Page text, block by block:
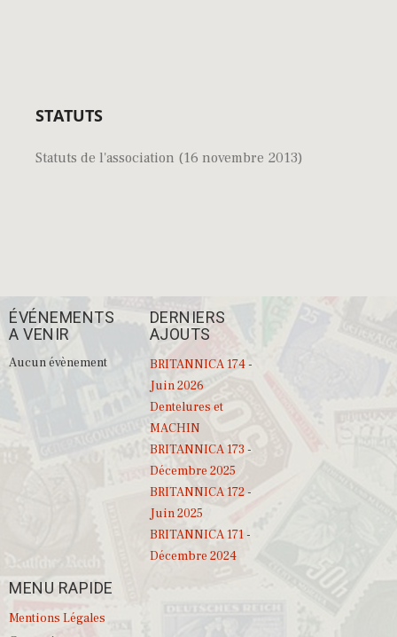
STATUTS
Statuts de l'association (16 novembre 2013)
ÉVÉNEMENTS
A VENIR
Aucun évènement
DERNIERS
AJOUTS
BRITANNICA 174 -
Juin 2026
Dentelures et
MACHIN
BRITANNICA 173 -
Décembre 2025
BRITANNICA 172 -
Juin 2025
BRITANNICA 171 -
Décembre 2024
MENU RAPIDE
Mentions Légales